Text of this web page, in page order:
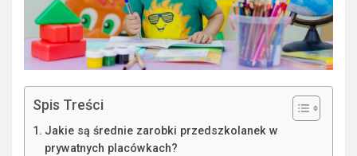
Spis Treści
Jakie są średnie zarobki przedszkolanek w
prywatnych placówkach?